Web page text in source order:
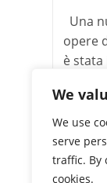
We
We use
serve
traffic. By
cookies.
Una
opere
è
spazio
Continua